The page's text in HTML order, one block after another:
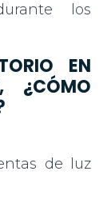
los
EN
¿CÓMO
de luz